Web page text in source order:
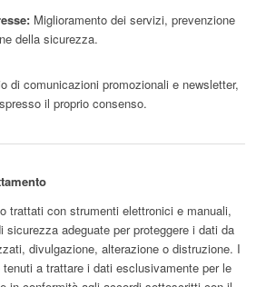
Miglioramento dei servizi, prevenzione
della sicurezza.
di comunicazioni promozionali e newsletter,
il proprio consenso.
trattati con strumenti elettronici e manuali,
sicurezza adeguate per proteggere i dati da
divulgazione, alterazione o distruzione. I
a trattare i dati esclusivamente per le